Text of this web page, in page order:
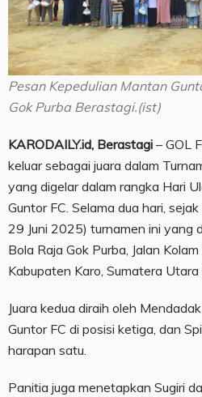
Pesan Kepedulian Mantan
Gok Purba Berastagi.(ist)
KARODAILY.id, Berastagi – GOL
keluar sebagai juara dalam
yang digelar dalam rangka Hari
Guntor FC. Selama dua hari,
29 Juni 2025) turnamen ini yang
Bola Raja Gok Purba, Jalan
Kabupaten Karo, Sumatera
Juara kedua diraih oleh
Guntor FC di posisi ketiga, dan
harapan satu.
Panitia juga menetapkan Sugiri